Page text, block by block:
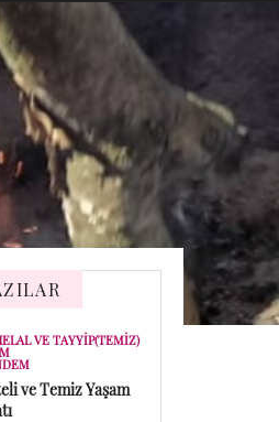
VE TAYYIP(TEMIZ)
ve Temiz Yaşam